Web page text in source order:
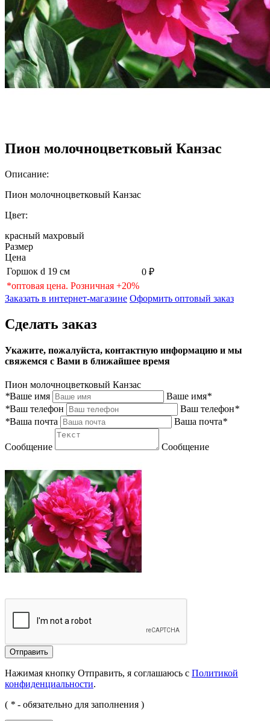
Пион молочноцветковый Канзас
Описание:
Пион молочноцветковый Канзас
Цвет:
красный махровый
Размер
Цена
Горшок d 19 см
0 ₽
*оптовая цена. Розничная +20%
Заказать в интернет-магазине Оформить оптовый заказ
Сделать заказ
Укажите, пожалуйста, контактную информацию и мы
свяжемся с Вами в ближайшее время
Пион молочноцветковый Канзас
*Ваше имя Ваше имя*
*Ваш телефон Ваш телефон*
*Ваша почта Ваша почта*
Сообщение Сообщение
Отправить
Нажимая кнопку Отправить, я соглашаюсь с Политикой
конфиденциальности.
( * - обязательно для заполнения )